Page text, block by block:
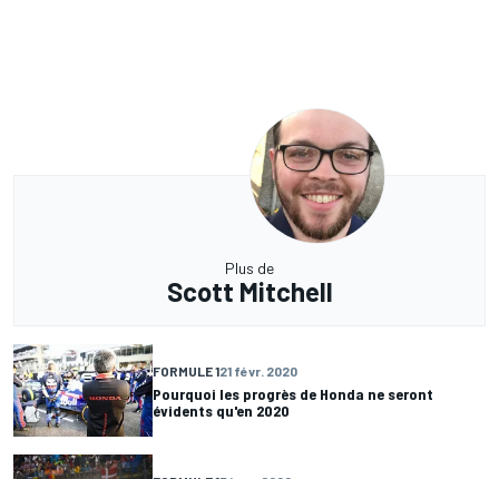
Plus de
Scott Mitchell
FORMULE 121 févr. 2020
Pourquoi les progrès de Honda ne seront
évidents qu'en 2020